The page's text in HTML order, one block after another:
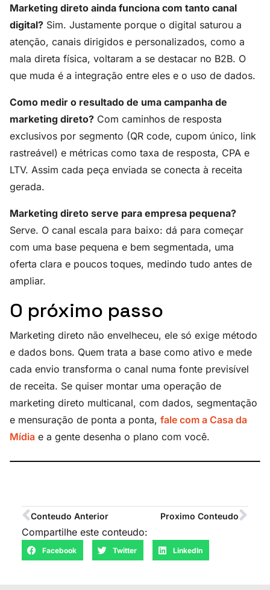
Marketing direto ainda funciona com tanto canal
digital? Sim. Justamente porque o digital saturou a
atenção, canais dirigidos e personalizados, como a
mala direta física, voltaram a se destacar no B2B. O
que muda é a integração entre eles e o uso de dados.
Como medir o resultado de uma campanha de
marketing direto? Com caminhos de resposta
exclusivos por segmento (QR code, cupom único, link
rastreável) e métricas como taxa de resposta, CPA e
LTV. Assim cada peça enviada se conecta à receita
gerada.
Marketing direto serve para empresa pequena?
Serve. O canal escala para baixo: dá para começar
com uma base pequena e bem segmentada, uma
oferta clara e poucos toques, medindo tudo antes de
ampliar.
O próximo passo
Marketing direto não envelheceu, ele só exige método
e dados bons. Quem trata a base como ativo e mede
cada envio transforma o canal numa fonte previsível
de receita. Se quiser montar uma operação de
marketing direto multicanal, com dados, segmentação
e mensuração de ponta a ponta, fale com a Casa da
Mídia e a gente desenha o plano com você.
Conteudo Anterior Proximo Conteudo
Compartilhe este conteudo:
Facebook Twitter LinkedIn